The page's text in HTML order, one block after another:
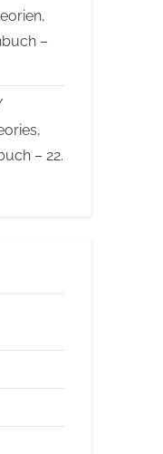
–
– 22.